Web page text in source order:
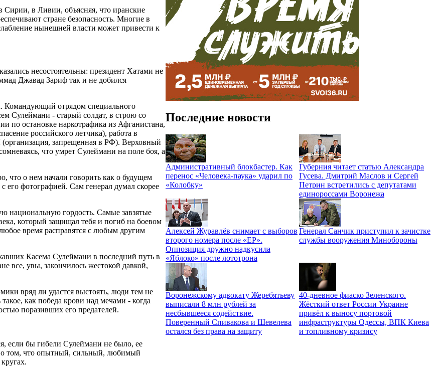
Сирии, в Ливии, объясняя, что иранские
стране безопасность. Многие в
нынешней власти может привести к
несостоятельны: президент Хатами не
Джавад Зариф так и не добился
Командующий отрядом специального
Сулеймани - старый солдат, в строю со
по остановке наркотрафика из Афганистана,
российского летчика), работа в
запрещенная в РФ). Верховный
что умрет Сулеймани на поле боя, а
что о нем начали говорить как о будущем
его фотографией. Сам генерал думал скорее
национальную гордость. Самые завзятые
который защищал тебя и погиб на боевом
время расправятся с любым другим
Касема Сулеймани в последний путь в
все, увы, закончилось жестокой давкой,
вряд ли удастся выстоять, люди тем не
как победа крови над мечами - когда
поразивших его предателей.
если бы гибели Сулеймани не было, ее
о том, что опытный, сильный, любимый
Последние новости
Административный блокбастер. Как
перенос «Человека-паука» ударил по
«Колобку»
Губерния читает статью Александра
Гусева. Дмитрий Маслов и Сергей
Петрин встретились с депутатами
единороссами Воронежа
Алексей Журавлёв снимает с выборов
второго номера после «ЕР».
Оппозиция дружно надкусила
«Яблоко» после лототрона
Генерал Санчик приступил к зачистке
службы вооружения Минобороны
Воронежскому адвокату Жеребятьеву
выписали 8 млн рублей за
несбывшееся содействие.
Поверенный Спивакова и Шевелева
остался без права на защиту
40-дневное фиаско Зеленского.
Жёсткий ответ России Украине
привёл к выносу портовой
инфраструктуры Одессы, ВПК Киева
и топливному кризису